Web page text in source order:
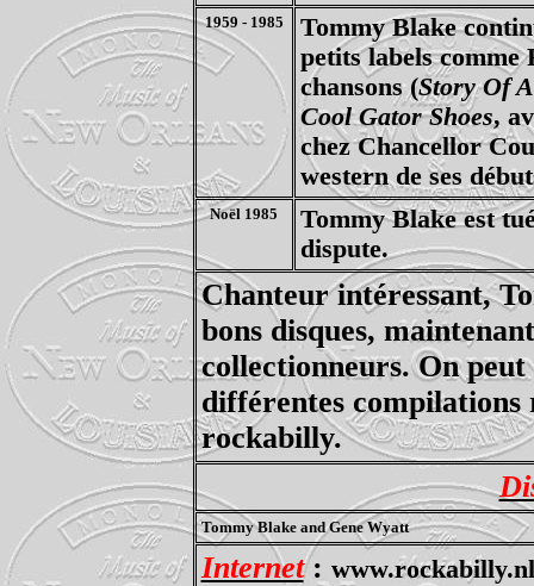
1959 - 1985
Tommy Blake
petits labels comme
chansons (Story Of
Cool Gator Shoes,
chez Chancellor
western de ses
Noël 1985
Tommy Blake est
dispute.
Chanteur intéressant,
bons disques,
collectionneurs. On
différentes
rockabilly.
Tommy Blake and Gene Wyatt
Internet: